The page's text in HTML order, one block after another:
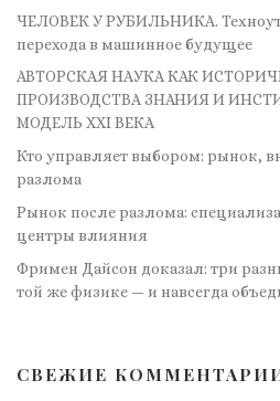
ЧЕЛОВЕК У РУБИЛЬНИКА.
перехода в машинное будущее
АВТОРСКАЯ НАУКА КАК
ПРОИЗВОДСТВА ЗНАНИЯ И
МОДЕЛЬ XXI ВЕКА
Кто управляет выбором: рынок,
разлома
Рынок после разлома:
центры влияния
Фримен Дайсон доказал: три
той же физике — и навсегда
СВЕЖИЕ